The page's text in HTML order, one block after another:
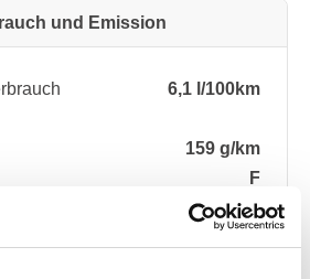
und Emission
6,1 l/100km
159 g/km
F